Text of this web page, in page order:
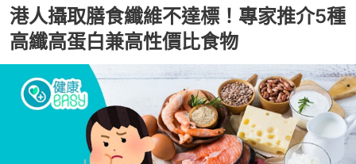
港人攝取膳食纖維不達標！專家推介5種
高纖高蛋白兼高性價比食物